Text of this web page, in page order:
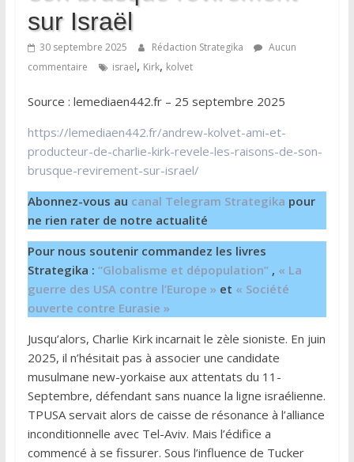
sur Israël
30 septembre 2025 Rédaction Strategika
Aucun
commentaire
israel, Kirk, kolvet
Source : lemediaen442.fr – 25 septembre 2025
https://lemediaen442.fr/andrew-kolvet-ami-et-
producteur-de-charlie-kirk-revele-les-raisons-de-son-
brusque-revirement-sur-israel/
Abonnez-vous au canal Telegram Strategika pour
ne rien rater de notre actualité
Pour nous soutenir commandez les livres
Strategika : “Globalisme et dépopulation”, « La
guerre des USA contre l’Europe » et « Société
ouverte contre Eurasie »
Jusqu’alors, Charlie Kirk incarnait le zèle sioniste. En juin
2025, il n’hésitait pas à associer une candidate
musulmane new-yorkaise aux attentats du 11-
Septembre, défendant sans nuance la ligne israélienne.
TPUSA servait alors de caisse de résonance à l’alliance
inconditionnelle avec Tel-Aviv. Mais l’édifice a
commencé à se fissurer. Sous l’influence de Tucker